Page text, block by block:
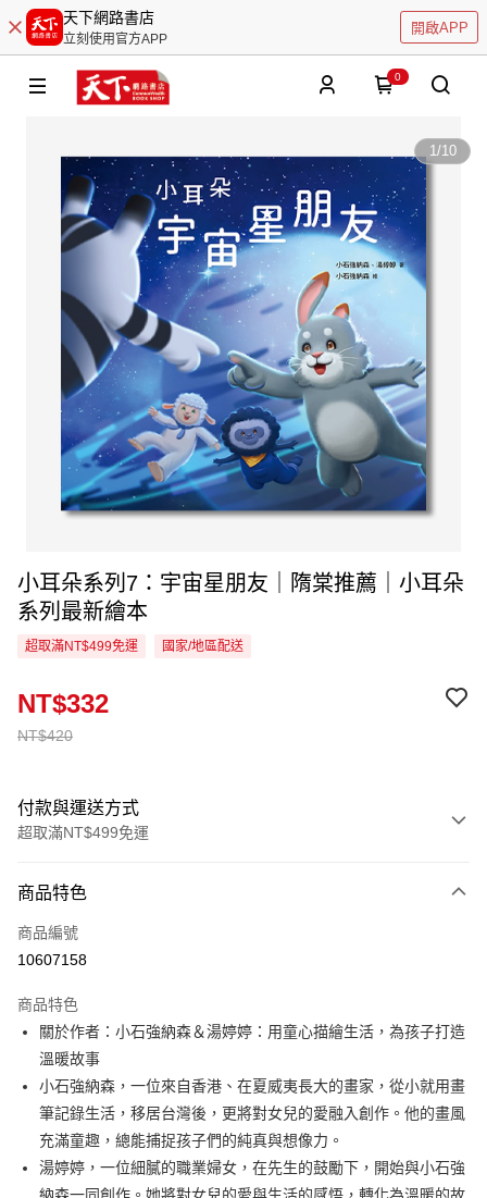
天下網路書店
立刻使用官方APP
開啟APP
0
1/10
小耳朵系列7：宇宙星朋友｜隋棠推薦｜小耳朵
系列最新繪本
超取滿NT$499免運 國家/地區配送
NT$420
NT$332
付款與運送方式
超取滿NT$499免運
信用卡一次付款
超商取貨付款
Apple Pay
街口支付
悠遊付
ATM付款
商品特色
商品編號
10607158
商品特色
關於作者：小石強納森＆湯婷婷：用童心描繪生活，為孩子打造
溫暖故事
小石強納森，一位來自香港、在夏威夷長大的畫家，從小就用畫
筆記錄生活，移居台灣後，更將對女兒的愛融入創作。他的畫風
充滿童趣，總能捕捉孩子們的純真與想像力。
湯婷婷，一位細膩的職業婦女，在先生的鼓勵下，開始與小石強